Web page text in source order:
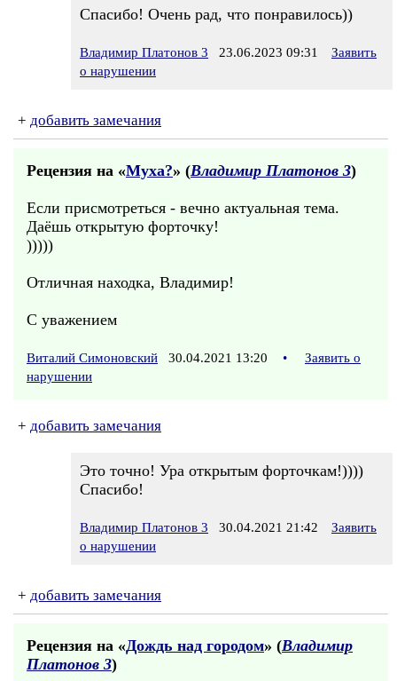
Спасибо! Очень рад, что понравилось))
Владимир Платонов 3 23.06.2023 09:31
Заявить
о нарушении
+ добавить замечания
Рецензия на «Муха?» (Владимир Платонов 3)
Если присмотреться - вечно актуальная тема.
Даёшь открытую форточку!
)))))
Отличная находка, Владимир!
С уважением
Виталий Симоновский 30.04.2021 13:20 •
Заявить о
нарушении
+ добавить замечания
Это точно! Ура открытым форточкам!))))
Спасибо!
Владимир Платонов 3 30.04.2021 21:42
Заявить
о нарушении
+ добавить замечания
Рецензия на «Дождь над городом» (Владимир
Платонов 3)